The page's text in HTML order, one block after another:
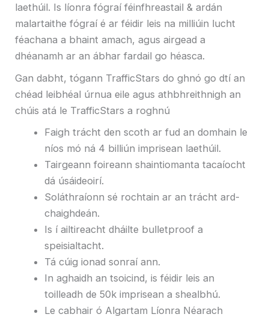
laethúil. Is líonra fógraí féinfhreastail & ardán
malartaithe fógraí é ar féidir leis na milliúin lucht
féachana a bhaint amach, agus airgead a
dhéanamh ar an ábhar fardail go héasca.
Gan dabht, tógann TrafficStars do ghnó go dtí an
chéad leibhéal úrnua eile agus athbhreithnigh an
chúis atá le TrafficStars a roghnú
Faigh trácht den scoth ar fud an domhain le
níos mó ná 4 billiún imprisean laethúil.
Tairgeann foireann shaintiomanta tacaíocht
dá úsáideoirí.
Soláthraíonn sé rochtain ar an trácht ard-
chaighdeán.
Is í ailtireacht dháilte bulletproof a
speisialtacht.
Tá cúig ionad sonraí ann.
In aghaidh an tsoicind, is féidir leis an
toilleadh de 50k imprisean a shealbhú.
Le cabhair ó Algartam Líonra Néarach